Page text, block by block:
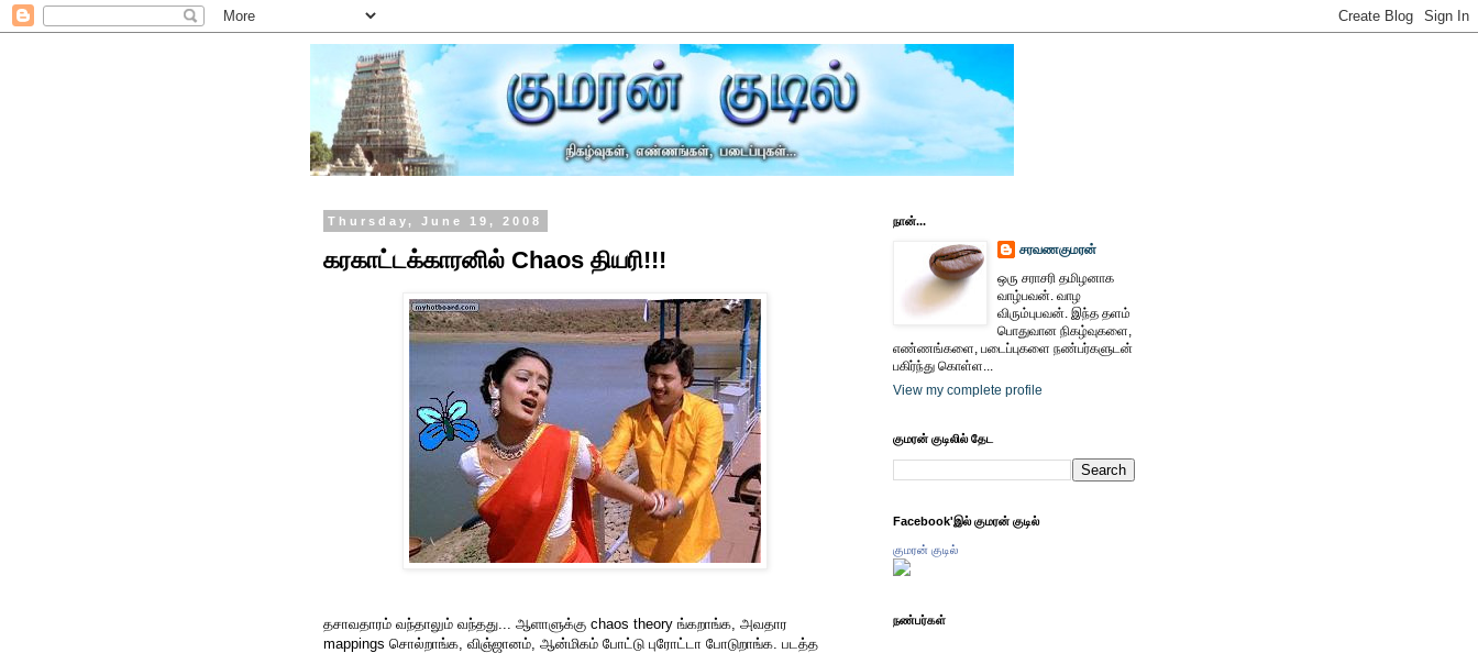
Thursday, June 19, 2008
கரகாட்டக்காரனில் Chaos தியரி!!!
தசாவதாரம் வந்தாலும் வந்தது... ஆளாளுக்கு chaos theory ங்கறாங்க, அவதார
mappings சொல்றாங்க, விஞ்ஜானம், ஆன்மிகம் போட்டு புரோட்டா போடுறாங்க. படத்த
நான்...
சரவணகுமரன்
ஒரு சராசரி தமிழனாக
வாழ்பவன். வாழ
விரும்புபவன். இந்த தளம்
பொதுவான நிகழ்வுகளை,
எண்ணங்களை, படைப்புகளை நண்பர்களுடன்
பகிர்ந்து கொள்ள...
View my complete profile
குமரன் குடிலில் தேட
Facebook'இல் குமரன் குடில்
குமரன் குடில்
நண்பர்கள்